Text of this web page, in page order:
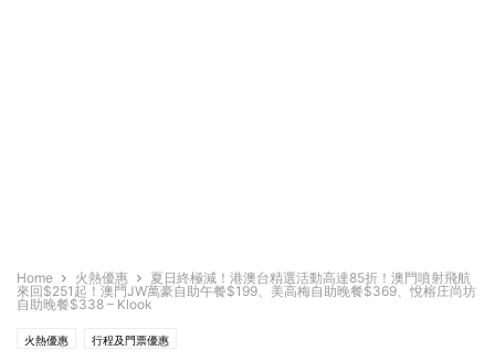
Home 火熱優惠
夏日終極減！港澳台精選活動高達85折！澳門噴射飛航
來回$251起！澳門JW萬豪自助午餐$199、美高梅自助晚餐$369、悅榕庄尚坊
自助晚餐$338 – Klook
火熱優惠 行程及門票優惠